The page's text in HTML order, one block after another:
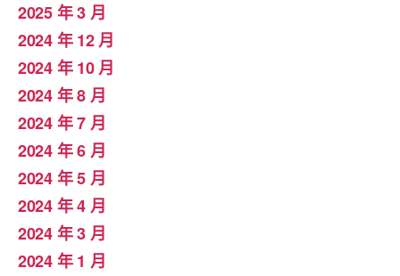
2025 年 3 月
2024 年 12 月
2024 年 10 月
2024 年 8 月
2024 年 7 月
2024 年 6 月
2024 年 5 月
2024 年 4 月
2024 年 3 月
2024 年 1 月